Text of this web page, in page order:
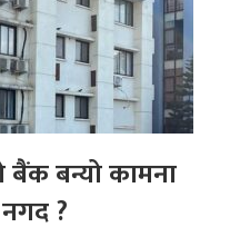
बैंक बन्यो कामना
?